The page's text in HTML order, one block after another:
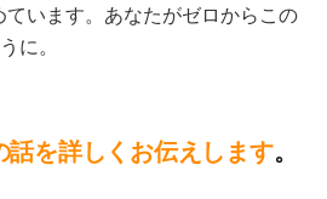
ています。あなたがゼロからこの
に。
話を詳しくお伝えします。